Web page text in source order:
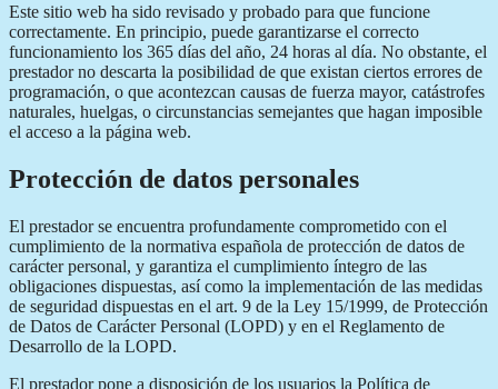
Este sitio web ha sido revisado y probado para que funcione
correctamente. En principio, puede garantizarse el correcto
funcionamiento los 365 días del año, 24 horas al día. No obstante, el
prestador no descarta la posibilidad de que existan ciertos errores de
programación, o que acontezcan causas de fuerza mayor, catástrofes
naturales, huelgas, o circunstancias semejantes que hagan imposible
el acceso a la página web.
Protección de datos personales
El prestador se encuentra profundamente comprometido con el
cumplimiento de la normativa española de protección de datos de
carácter personal, y garantiza el cumplimiento íntegro de las
obligaciones dispuestas, así como la implementación de las medidas
de seguridad dispuestas en el art. 9 de la Ley 15/1999, de Protección
de Datos de Carácter Personal (LOPD) y en el Reglamento de
Desarrollo de la LOPD.
El prestador pone a disposición de los usuarios la Política de